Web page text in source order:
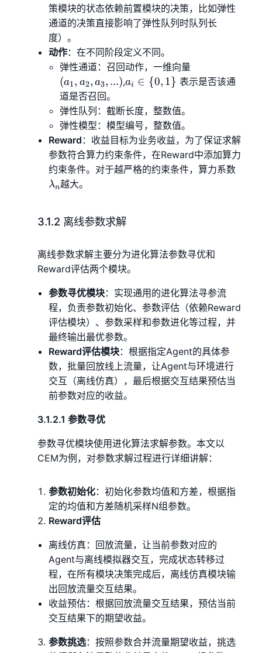
策模块的状态依赖前置模块的决策，比如弹性
通道的决策直接影响了弹性队列时队列长
度）。
动作：在不同阶段定义不同。
弹性通道：召回动作，一维向量
a_2,
(a1, a2, a3, ...),a_i
{0,1\}
ai ∈ {0, 1} 表示是否该通
道是否召回。
弹性队列：截断长度，整数值。
弹性模型：模型编号，整数值。
Reward ：收益目标为业务收益，为了保证求解
参数符合算力约束条件，在Reward中添加算力
约束条件。对于越严格的约束条件，算力系数
λn越大。
3.1.2 离线参数求解
离线参数求解主要分为进化算法参数寻优和
Reward评估两个模块。
参数寻优模块：实现通用的进化算法寻参流
程，负责参数初始化、参数评估（依赖Reward
评估模块）、参数采样和参数进化等过程，并
最终输出最优参数。
Reward评估模块：根据指定Agent的具体参
数，批量回放线上流量，让Agent与环境进行
交互（离线仿真），最后根据交互结果预估当
前参数对应的收益。
3.1.2.1 参数寻优
参数寻优模块使用进化算法求解参数。本文以
CEM为例，对参数求解过程进行详细讲解：
参数初始化：初始化参数均值和方差，根据指
定的均值和方差随机采样N组参数。
Reward评估
离线仿真：回放流量，让当前参数对应的
Agent与离线模拟器交互，完成状态转移过
程，在所有模块决策完成后，离线仿真模块输
出回放流量交互结果。
收益预估：根据回放流量交互结果，预估当前
交互结果下的期望收益。
参数挑选：按照参数合并流量期望收益，挑选